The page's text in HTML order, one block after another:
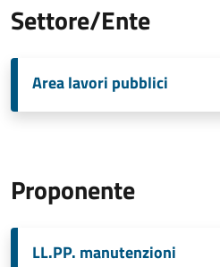
Settore/Ente
Area lavori pubblici
Proponente
LL.PP. manutenzioni